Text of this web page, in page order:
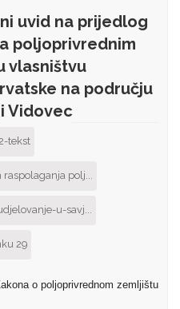
uvid na prijedlog
poljoprivrednim
vlasništvu
na području
Vidovec
tekst
polj...
u-savj...
29
o poljoprivrednom zemljištu